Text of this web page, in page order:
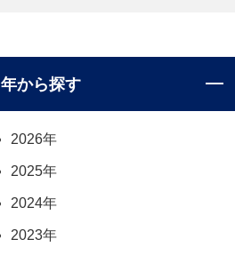
年から探す
2026年
2025年
2024年
2023年